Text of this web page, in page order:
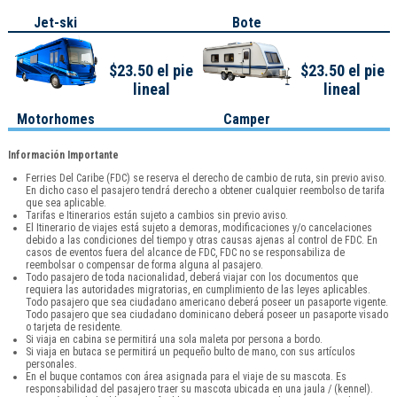
Jet-ski Bote
Motorhomes
$23.50 el pie
lineal
Camper
$23.50 el pie
lineal
Información Importante
Ferries Del Caribe (FDC) se reserva el derecho de cambio de ruta, sin previo aviso.
En dicho caso el pasajero tendrá derecho a obtener cualquier reembolso de tarifa
que sea aplicable.
Tarifas e Itinerarios están sujeto a cambios sin previo aviso.
El Itinerario de viajes está sujeto a demoras, modificaciones y/o cancelaciones
debido a las condiciones del tiempo y otras causas ajenas al control de FDC. En
casos de eventos fuera del alcance de FDC, FDC no se responsabiliza de
reembolsar o compensar de forma alguna al pasajero.
Todo pasajero de toda nacionalidad, deberá viajar con los documentos que
requiera las autoridades migratorias, en cumplimiento de las leyes aplicables.
Todo pasajero que sea ciudadano americano deberá poseer un pasaporte vigente.
Todo pasajero que sea ciudadano dominicano deberá poseer un pasaporte visado
o tarjeta de residente.
Si viaja en cabina se permitirá una sola maleta por persona a bordo.
Si viaja en butaca se permitirá un pequeño bulto de mano, con sus artículos
personales.
En el buque contamos con área asignada para el viaje de su mascota. Es
responsabilidad del pasajero traer su mascota ubicada en una jaula / (kennel).